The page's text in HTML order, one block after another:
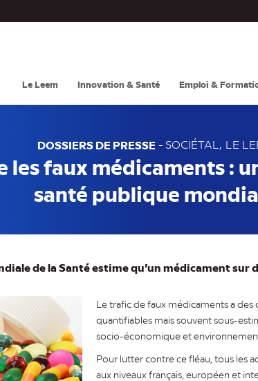
Le Leem Innovation & Santé Emploi &
DOSSIERS DE PRESSE - SOCIÉTAL LE
faux médicaments :
santé publique
de la Santé estime qu’un médicament sur
Le trafic de faux médicaments a
quantifiables mais souvent sous-
socio-économique et
Pour lutter contre ce fléau, tous les
aux niveaux français, européen et